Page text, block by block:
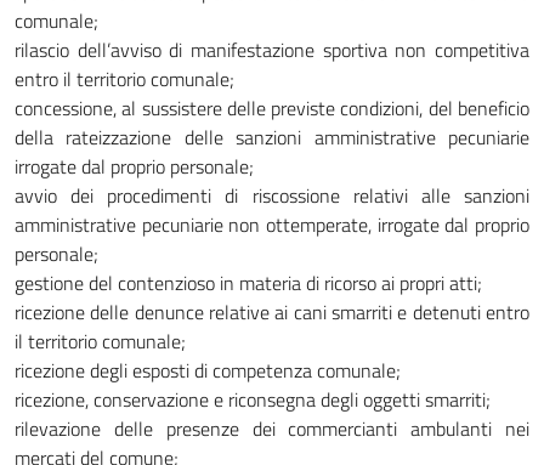
comunale;
rilascio dell’avviso di manifestazione sportiva non competitiva
entro il territorio comunale;
concessione, al sussistere delle previste condizioni, del beneficio
della rateizzazione delle sanzioni amministrative pecuniarie
irrogate dal proprio personale;
avvio dei procedimenti di riscossione relativi alle sanzioni
amministrative pecuniarie non ottemperate, irrogate dal proprio
personale;
gestione del contenzioso in materia di ricorso ai propri atti;
ricezione delle denunce relative ai cani smarriti e detenuti entro
il territorio comunale;
ricezione degli esposti di competenza comunale;
ricezione, conservazione e riconsegna degli oggetti smarriti;
rilevazione delle presenze dei commercianti ambulanti nei
mercati del comune;